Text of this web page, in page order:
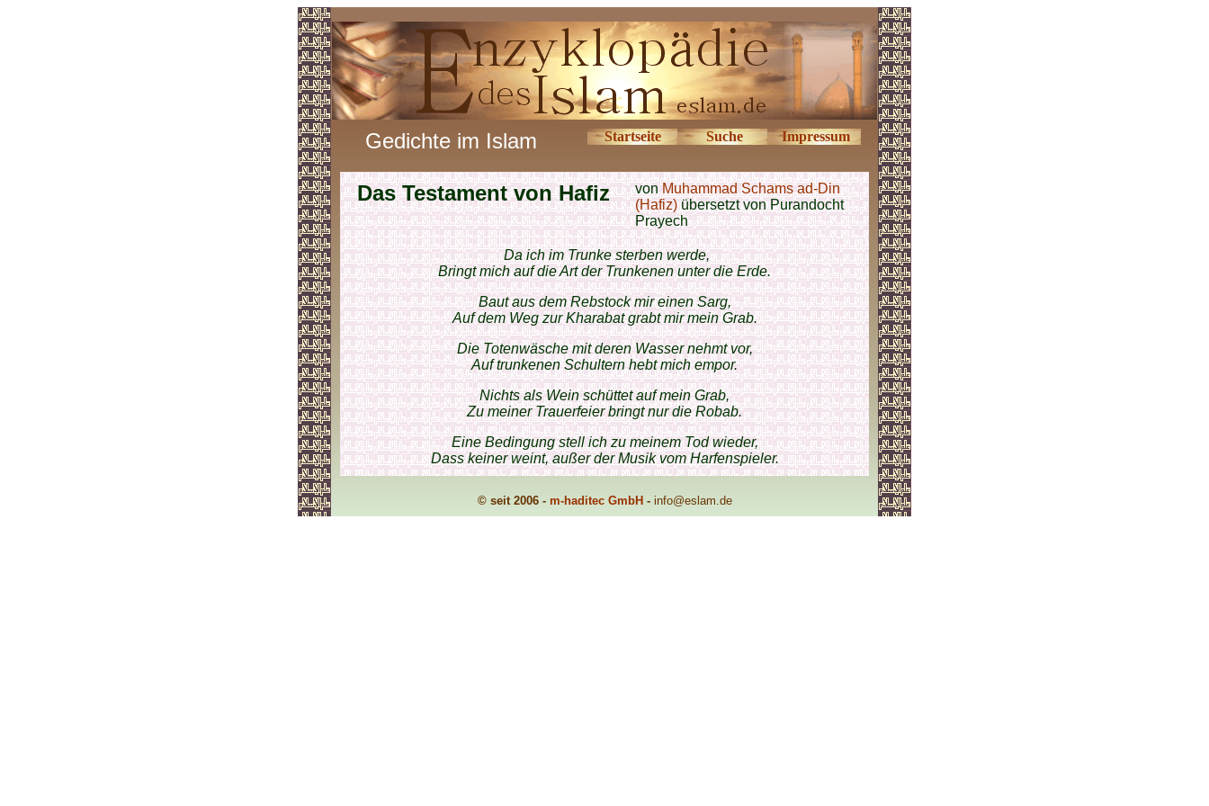
Gedichte im Islam Startseite Suche Impressum
Das Testament von Hafiz vonMuhammad Schams ad-Din
(Hafiz)übersetzt von Purandocht
Prayech
Da ich im Trunke sterben werde,
Bringt mich auf die Art der Trunkenen unter die Erde.
Baut aus dem Rebstock mir einen Sarg,
Auf dem Weg zur Kharabat grabt mir mein Grab.
Die Totenwäsche mit deren Wasser nehmt vor,
Auf trunkenen Schultern hebt mich empor.
Nichts als Wein schüttet auf mein Grab,
Zu meiner Trauerfeier bringt nur die Robab.
Eine Bedingung stell ich zu meinem Tod wieder,
Dass keiner weint, außer der Musik vom Harfenspieler.
© seit 2006 - m-haditec GmbH - info@eslam.de